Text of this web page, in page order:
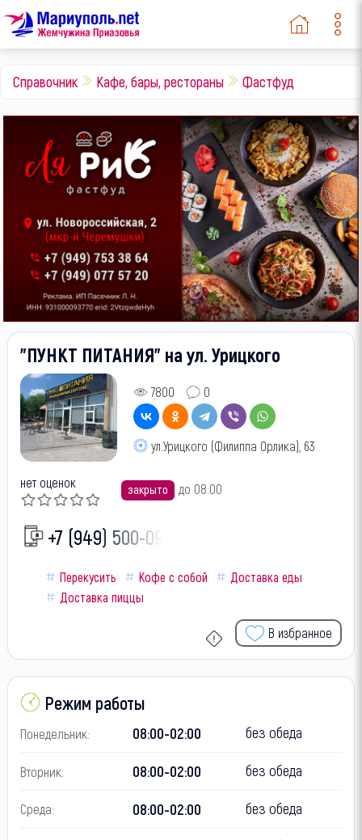
Справочник Кафе, бары, рестораны Фастфуд
"ПУНКТ ПИТАНИЯ" на ул. Урицкого
7800 0
ул.Урицкого (Филиппа Орлика), 63
нет оценок закрыто до 08:00
+7 (949) 500-09-
Перекусить Кофе с собой
Доставка еды
Доставка пиццы
В избранное
Режим работы
Понедельник: 08:00-02:00 без обеда
Вторник: 08:00-02:00 без обеда
Среда: 08:00-02:00 без обеда